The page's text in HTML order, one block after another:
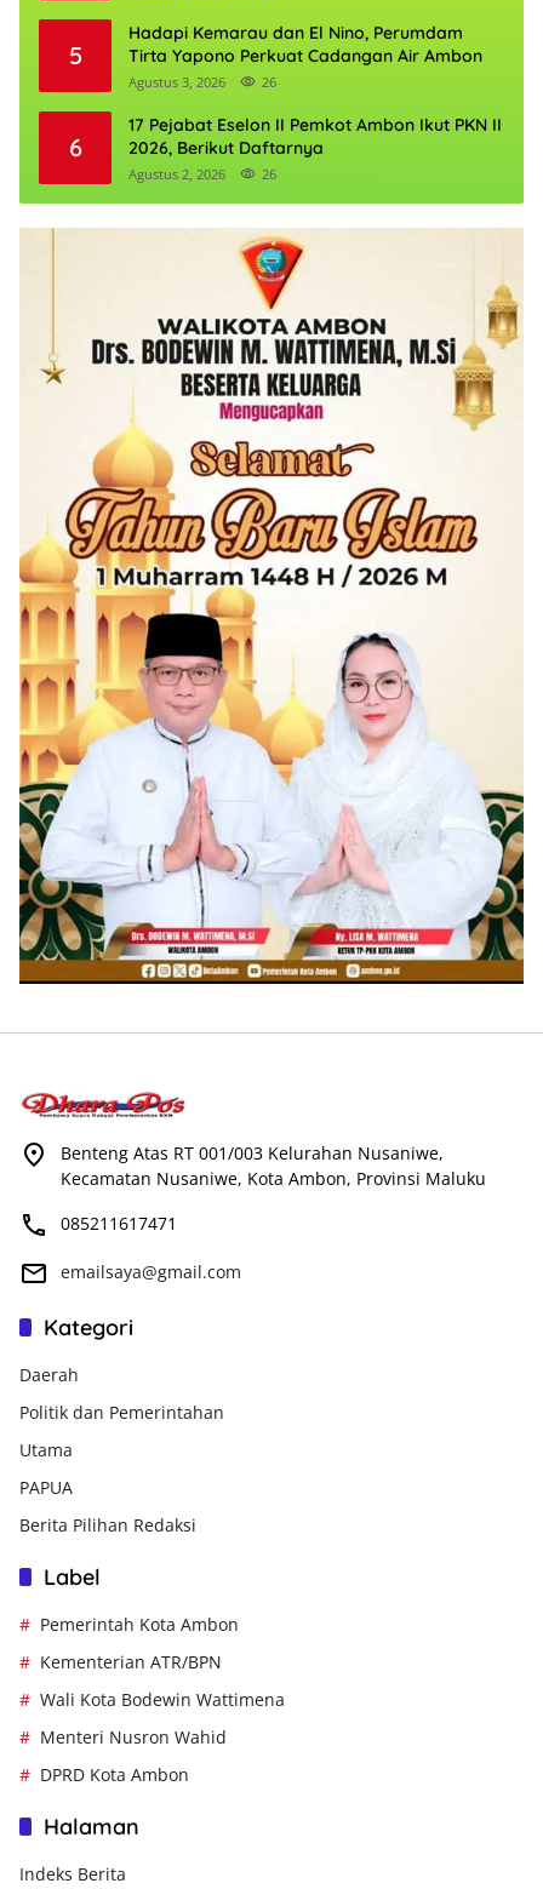
5
Hadapi Kemarau dan El Nino, Perumdam
Tirta Yapono Perkuat Cadangan Air Ambon
Agustus 3, 2026 26
6
17 Pejabat Eselon II Pemkot Ambon Ikut PKN II
2026, Berikut Daftarnya
Agustus 2, 2026 26
Benteng Atas RT 001/003 Kelurahan Nusaniwe,
Kecamatan Nusaniwe, Kota Ambon, Provinsi Maluku
085211617471
emailsaya@gmail.com
Kategori
Daerah
Politik dan Pemerintahan
Utama
PAPUA
Berita Pilihan Redaksi
Label
Pemerintah Kota Ambon
Kementerian ATR/BPN
Wali Kota Bodewin Wattimena
Menteri Nusron Wahid
DPRD Kota Ambon
Halaman
Indeks Berita